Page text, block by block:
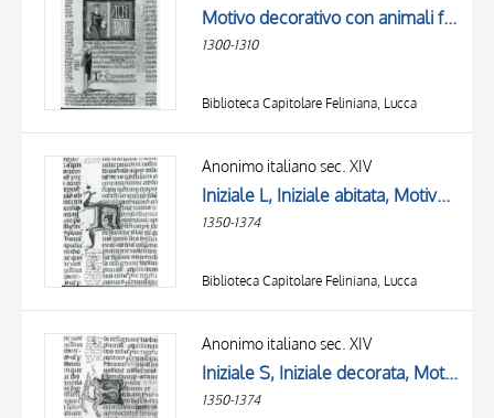
Motivo decorativo con animali fantastici, Miniatura tabellare, Ulpiano, Figura maschile con libro, Figura maschile seduta
1300-1310
Biblioteca Capitolare Feliniana, Lucca
Anonimo italiano sec. XIV
Iniziale L, Iniziale abitata, Motivo decorativo con animali fantastici
1350-1374
Biblioteca Capitolare Feliniana, Lucca
Anonimo italiano sec. XIV
Iniziale S, Iniziale decorata, Motivo decorativo con animali fantastici
1350-1374